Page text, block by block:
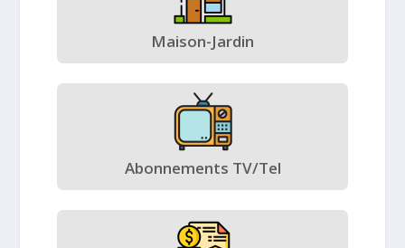
Maison-Jardin
Abonnements TV/Tel